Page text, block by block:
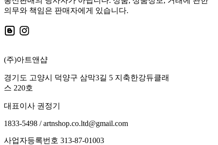
의무와 책임은 판매자에게 있습니다.
(주)아트앤샵
경기도 고양시 덕양구 삼막3길 5 지축한강듀클래
스 220호
대표이사 권정기
1833-5498 / artnshop.co.ltd@gmail.com
사업자등록번호 313-87-01003